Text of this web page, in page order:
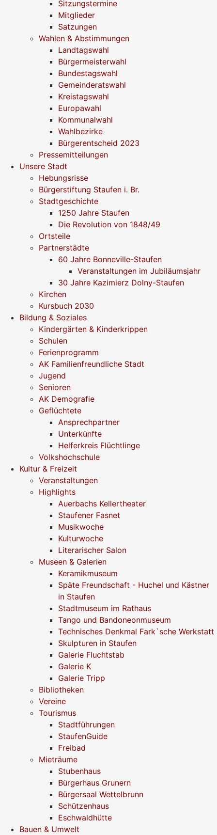
Sitzungstermine
Mitglieder
Satzungen
Wahlen & Abstimmungen
Landtagswahl
Bürgermeisterwahl
Bundestagswahl
Gemeinderatswahl
Kreistagswahl
Europawahl
Kommunalwahl
Wahlbezirke
Bürgerentscheid 2023
Pressemitteilungen
Unsere Stadt
Hebungsrisse
Bürgerstiftung Staufen i. Br.
Stadtgeschichte
1250 Jahre Staufen
Die Revolution von 1848/49
Ortsteile
Partnerstädte
60 Jahre Bonneville-Staufen
Veranstaltungen im Jubiläumsjahr
30 Jahre Kazimierz Dolny-Staufen
Kirchen
Kursbuch 2030
Bildung & Soziales
Kindergärten & Kinderkrippen
Schulen
Ferienprogramm
AK Familienfreundliche Stadt
Jugend
Senioren
AK Demografie
Geflüchtete
Ansprechpartner
Unterkünfte
Helferkreis Flüchtlinge
Volkshochschule
Kultur & Freizeit
Veranstaltungen
Highlights
Auerbachs Kellertheater
Staufener Fasnet
Musikwoche
Kulturwoche
Literarischer Salon
Museen & Galerien
Keramikmuseum
Späte Freundschaft - Huchel und Kästner
in Staufen
Stadtmuseum im Rathaus
Tango und Bandoneonmuseum
Technisches Denkmal Fark`sche Werkstatt
Skulpturen in Staufen
Galerie Fluchtstab
Galerie K
Galerie Tripp
Bibliotheken
Vereine
Tourismus
Stadtführungen
StaufenGuide
Freibad
Mieträume
Stubenhaus
Bürgerhaus Grunern
Bürgersaal Wettelbrunn
Schützenhaus
Eschwaldhütte
Bauen & Umwelt